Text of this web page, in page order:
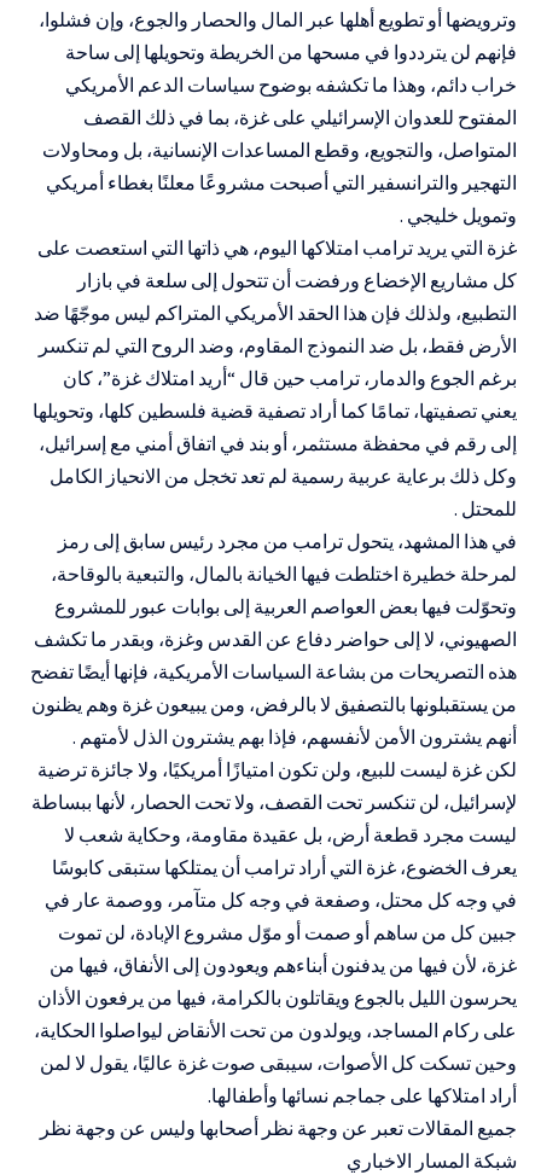
وترويضها أو تطويع أهلها عبر المال والحصار والجوع، وإن فشلوا،
فإنهم لن يترددوا في مسحها من الخريطة وتحويلها إلى ساحة
خراب دائم، وهذا ما تكشفه بوضوح سياسات الدعم الأمريكي
المفتوح للعدوان الإسرائيلي على غزة، بما في ذلك القصف
المتواصل، والتجويع، وقطع المساعدات الإنسانية، بل ومحاولات
التهجير والترانسفير التي أصبحت مشروعًا معلنًا بغطاء أمريكي
وتمويل خليجي .
غزة التي يريد ترامب امتلاكها اليوم، هي ذاتها التي استعصت على
كل مشاريع الإخضاع ورفضت أن تتحول إلى سلعة في بازار
التطبيع، ولذلك فإن هذا الحقد الأمريكي المتراكم ليس موجّهًا ضد
الأرض فقط، بل ضد النموذج المقاوم، وضد الروح التي لم تنكسر
برغم الجوع والدمار، ترامب حين قال “أريد امتلاك غزة”، كان
يعني تصفيتها، تمامًا كما أراد تصفية قضية فلسطين كلها، وتحويلها
إلى رقم في محفظة مستثمر، أو بند في اتفاق أمني مع إسرائيل،
وكل ذلك برعاية عربية رسمية لم تعد تخجل من الانحياز الكامل
للمحتل .
في هذا المشهد، يتحول ترامب من مجرد رئيس سابق إلى رمز
لمرحلة خطيرة اختلطت فيها الخيانة بالمال، والتبعية بالوقاحة،
وتحوّلت فيها بعض العواصم العربية إلى بوابات عبور للمشروع
الصهيوني، لا إلى حواضر دفاع عن القدس وغزة، وبقدر ما تكشف
هذه التصريحات من بشاعة السياسات الأمريكية، فإنها أيضًا تفضح
من يستقبلونها بالتصفيق لا بالرفض، ومن يبيعون غزة وهم يظنون
أنهم يشترون الأمن لأنفسهم، فإذا بهم يشترون الذل لأمتهم .
لكن غزة ليست للبيع، ولن تكون امتيازًا أمريكيًا، ولا جائزة ترضية
لإسرائيل، لن تنكسر تحت القصف، ولا تحت الحصار، لأنها ببساطة
ليست مجرد قطعة أرض، بل عقيدة مقاومة، وحكاية شعب لا
يعرف الخضوع، غزة التي أراد ترامب أن يمتلكها ستبقى كابوسًا
في وجه كل محتل، وصفعة في وجه كل متآمر، ووصمة عار في
جبين كل من ساهم أو صمت أو موّل مشروع الإبادة، لن تموت
غزة، لأن فيها من يدفنون أبناءهم ويعودون إلى الأنفاق، فيها من
يحرسون الليل بالجوع ويقاتلون بالكرامة، فيها من يرفعون الأذان
على ركام المساجد، ويولدون من تحت الأنقاض ليواصلوا الحكاية،
وحين تسكت كل الأصوات، سيبقى صوت غزة عاليًا، يقول لا لمن
أراد امتلاكها على جماجم نسائها وأطفالها.
جميع المقالات تعبر عن وجهة نظر أصحابها وليس عن وجهة نظر
شبكة المسار الاخباري